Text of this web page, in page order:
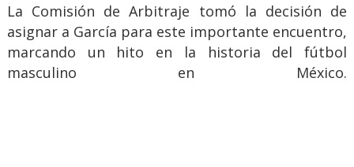
La Comisión de Arbitraje tomó la decisión de
asignar a García para este importante encuentro,
marcando un hito en la historia del fútbol
masculino en México.